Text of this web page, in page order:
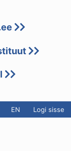
EN Logi sisse